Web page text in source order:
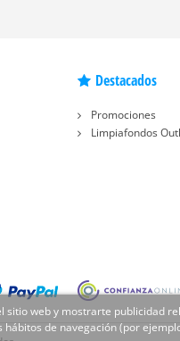
Destacados
Promociones
Limpiafondos
web y mostrarte publicidad
de navegación (por